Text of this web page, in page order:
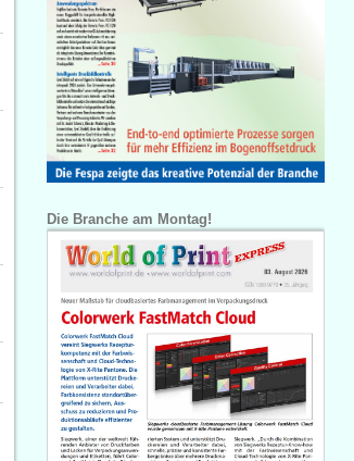
Die Branche am Montag!